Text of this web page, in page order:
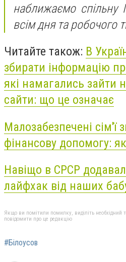
наближаємо спільну
всім дня та робочого
Читайте також: В
збирати інформацію
які намагались зайти
сайти: що це означає
Малозабезпечені сім'ї
фінансову допомогу:
Навіщо в СРСР
лайфхак від наших
Якщо ви помітили помилку, виділіть необхідний
повідомити про це редакцію
#Білоусов